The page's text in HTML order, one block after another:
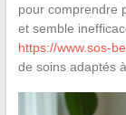
pour comprendre
et semble
https://www.sos-
de soins adaptés